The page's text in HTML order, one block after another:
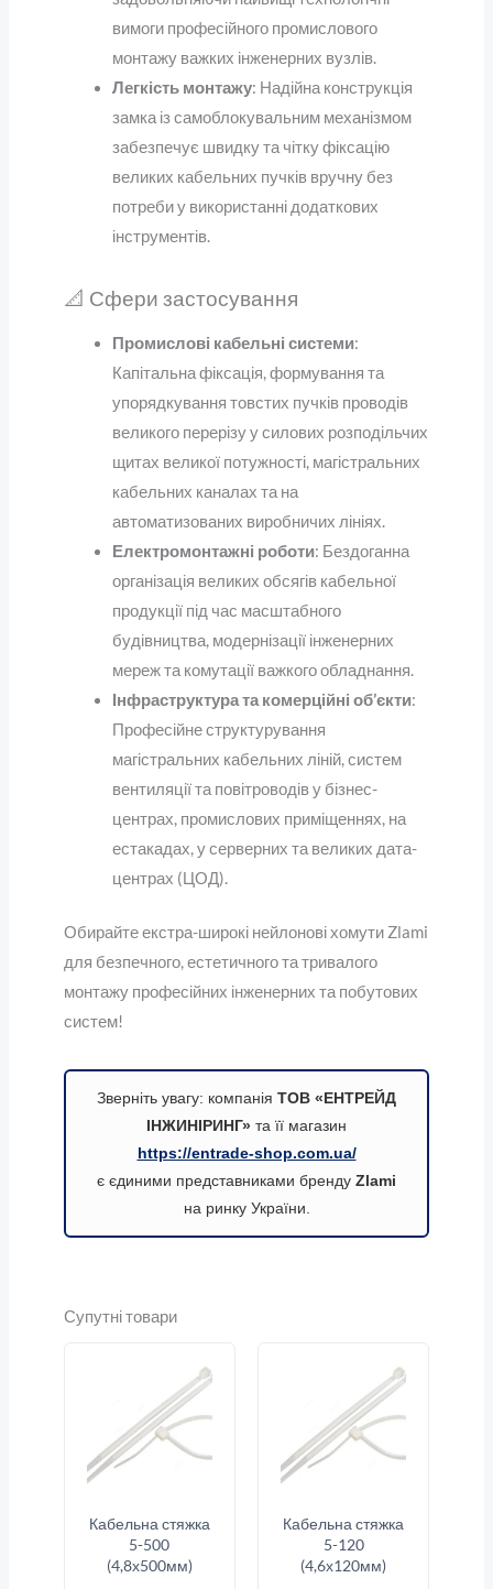
вимоги професійного промислового
монтажу важких інженерних вузлів.
Легкість монтажу: Надійна конструкція
замка із самоблокувальним механізмом
забезпечує швидку та чітку фіксацію
великих кабельних пучків вручну без
потреби у використанні додаткових
інструментів.
📐 Сфери застосування
Промислові кабельні системи:
Капітальна фіксація, формування та
упорядкування товстих пучків проводів
великого перерізу у силових розподільчих
щитах великої потужності, магістральних
кабельних каналах та на
автоматизованих виробничих лініях.
Електромонтажні роботи: Бездоганна
організація великих обсягів кабельної
продукції під час масштабного
будівництва, модернізації інженерних
мереж та комутації важкого обладнання.
Інфраструктура та комерційні об’єкти:
Професійне структурування
магістральних кабельних ліній, систем
вентиляції та повітроводів у бізнес-
центрах, промислових приміщеннях, на
естакадах, у серверних та великих дата-
центрах (ЦОД).
Обирайте екстра-широкі нейлонові хомути Zlami
для безпечного, естетичного та тривалого
монтажу професійних інженерних та побутових
систем!
Зверніть увагу: компанія ТОВ «ЕНТРЕЙД
ІНЖИНІРИНГ» та її магазин
https://entrade-shop.com.ua/
є єдиними представниками бренду Zlami
на ринку України.
Супутні товари
Кабельна стяжка
5-500
(4,8х500мм)
Кабельна стяжка
5-120
(4,6х120мм)